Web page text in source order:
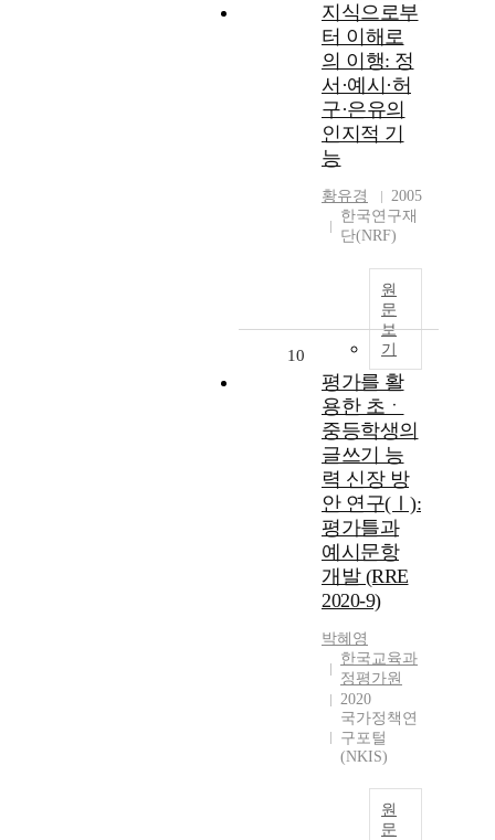
지식으로부
터 이해로
의 이행: 정
서·예시·허
구·은유의
인지적 기
능
황유경
2005
한국연구재
단(NRF)
원
문
보
기
10
평가를 활
용한 초ㆍ
중등학생의
글쓰기 능
력 신장 방
안 연구(Ⅰ):
평가틀과
예시문항
개발 (RRE
2020-9)
박혜영
한국교육과
정평가원
2020
국가정책연
구포털
(NKIS)
원
문